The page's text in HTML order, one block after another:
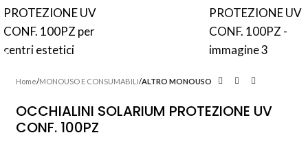
Home MONOUSO E CONSUMABILI ALTRO MONOUSO
OCCHIALINI SOLARIUM PROTEZIONE UV
CONF. 100PZ